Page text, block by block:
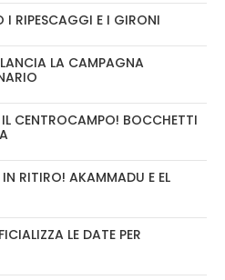
I RIPESCAGGI E I GIRONI
LA CAMPAGNA
CENTROCAMPO! BOCCHETTI
RITIRO! AKAMMADU E EL
LE DATE PER